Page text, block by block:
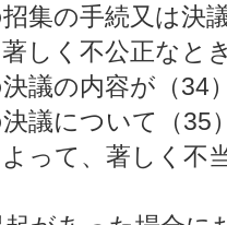
集の手続又は決
しく不公正なと
議の内容が（34
議について（35
って、著しく不